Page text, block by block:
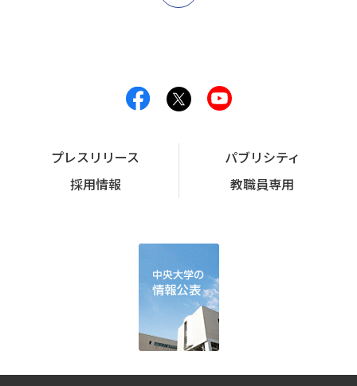
プレスリリース
パブリシティ
採用情報
教職員専用